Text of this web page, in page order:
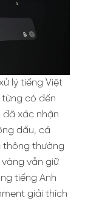
lý tiếng Việt
có đến
đã xác nhận
dấu, cả
thông thường
vẫn giữ
tiếng Anh
giải thích